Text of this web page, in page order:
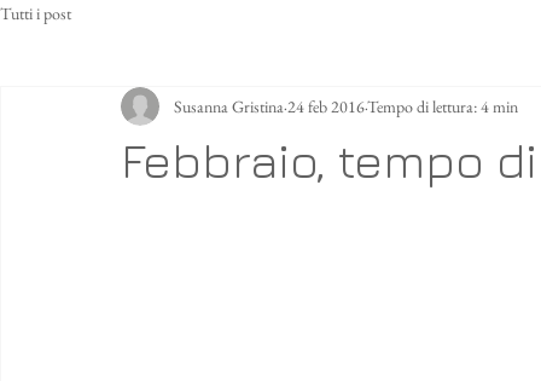
Tutti i post
Febbraio, tempo
Susanna Gristina 24 feb 2016Tempo di lettura: 4 min